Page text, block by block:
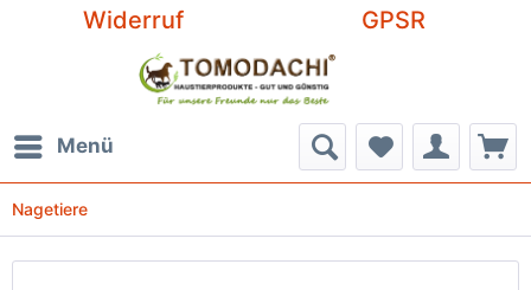
Widerruf GPSR
Menü
Nagetiere